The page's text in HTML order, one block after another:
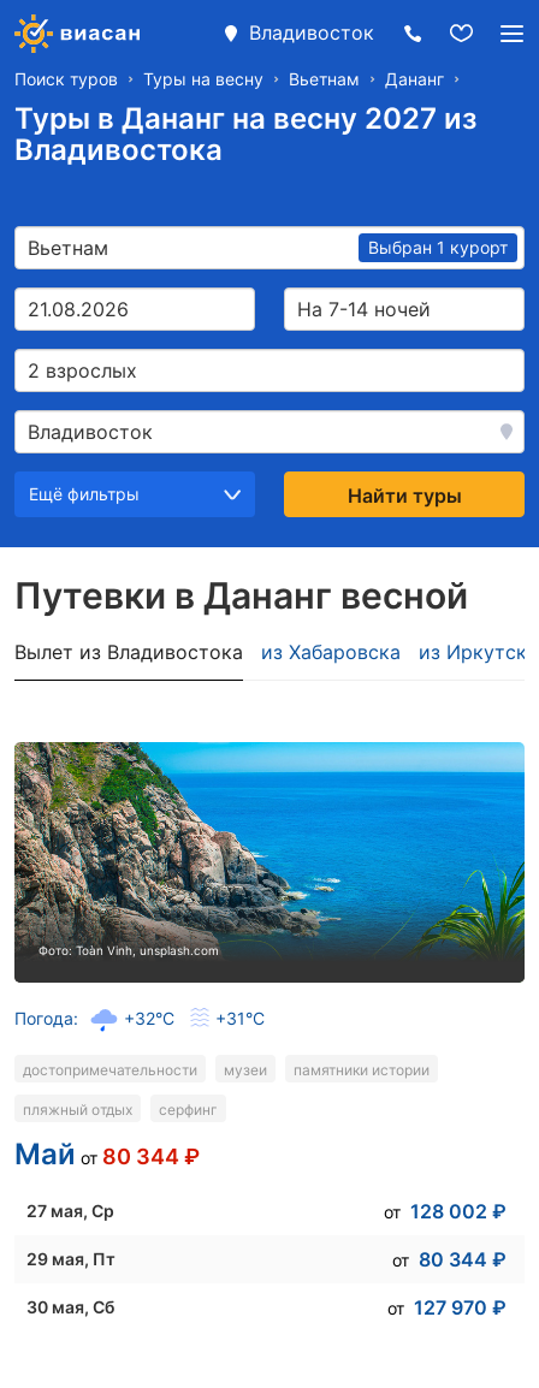
Владивосток
Поиск туров Туры на весну Вьетнам Дананг
Туры в Дананг на весну 2027 из
Владивостока
Вьетнам Выбран 1 курорт
21.08.2026 На 7-14 ночей
2 взрослых
Владивосток
Ещё фильтры Найти туры
Путевки в Дананг весной
Вылет из Владивостока из Хабаровска из Иркутска
Фото: Toàn Vinh, unsplash.com
Погода: +32°C +31°C
достопримечательности музеи памятники истории
пляжный отдых серфинг
Май от 80 344₽
27 мая, Ср от 128 002 ₽
29 мая, Пт от 80 344 ₽
30 мая, Сб от 127 970 ₽